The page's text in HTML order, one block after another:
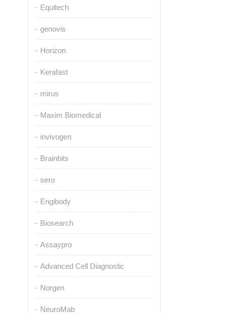
Equitech
genovis
Horizon
Kerafast
mirus
Maxim Biomedical
invivogen
Brainbits
sero
Engibody
Biosearch
Assaypro
Advanced Cell Diagnostic
Norgen
NeuroMab